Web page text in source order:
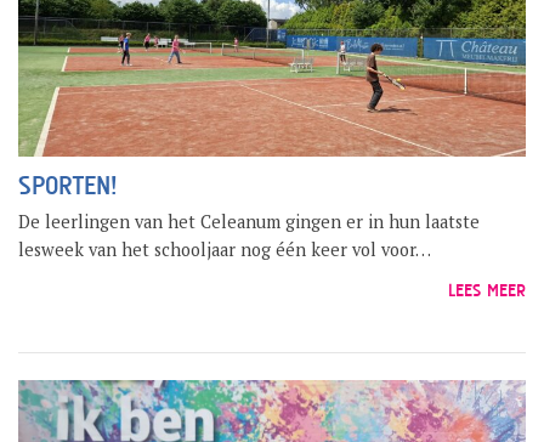
SPORTEN!
De leerlingen van het Celeanum gingen er in hun laatste
lesweek van het schooljaar nog één keer vol voor…
LEES MEER